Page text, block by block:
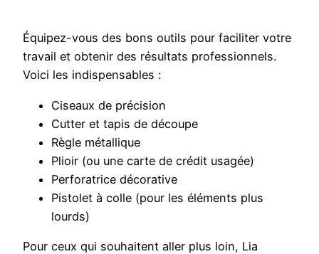
Équipez-vous des bons outils pour faciliter votre
travail et obtenir des résultats professionnels.
Voici les indispensables :
Ciseaux de précision
Cutter et tapis de découpe
Règle métallique
Plioir (ou une carte de crédit usagée)
Perforatrice décorative
Pistolet à colle (pour les éléments plus
lourds)
Pour ceux qui souhaitent aller plus loin, Lia